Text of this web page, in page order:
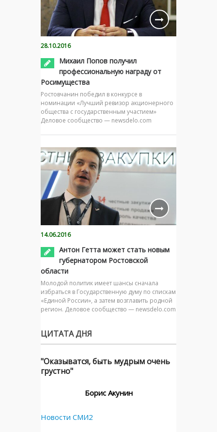
28.10.2016
Михаил Попов получил
профессиональную награду от
Росимущества
Ростовчанин победил в конкурсе в
номинации «Лучший ревизор акционерного
общества с государственным участием»
Деловое сообщество — newsdelo.com
14.06.2016
Антон Гетта может стать новым
губернатором Ростовской
области
Молодой политик имеет шансы сначала
избраться в Государственную думу по спискам
«Единой России», а затем возглавить родной
регион. Деловое сообщество — newsdelo.com
ЦИТАТА ДНЯ
"Оказыватся, быть мудрым очень
грустно"
Борис Акунин
Новости СМИ2